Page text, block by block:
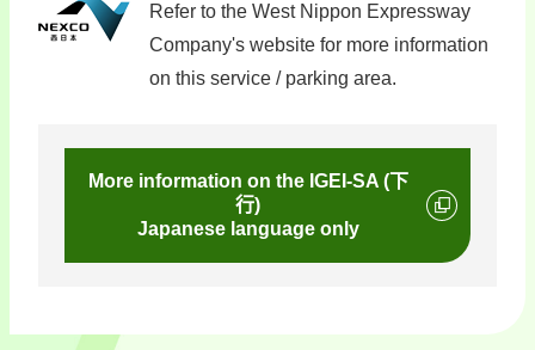
Refer to the West Nippon Expressway
Company's website for more information
on this service / parking area.
More information on the IGEI-SA (下
行)
Japanese language only